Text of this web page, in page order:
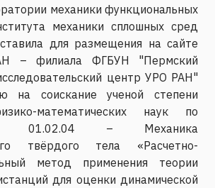
механики функциональных
механики сплошных сред
для размещения на сайте
– филиала ФГБУН "Пермский
центр УРО РАН"
на соискание ученой степени
математических наук по
01.02.04 – Механика
твёрдого тела «Расчетно-
метод применения теории
для оценки динамической